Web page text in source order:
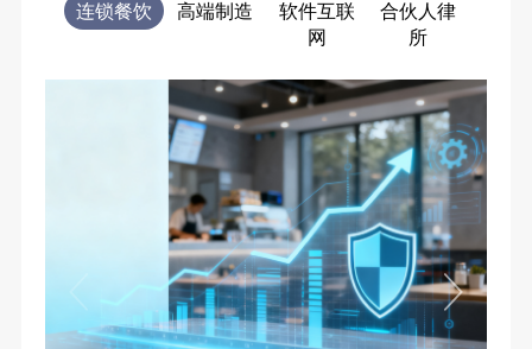
连锁餐饮 高端制造
软件互联
网
合伙人律
所